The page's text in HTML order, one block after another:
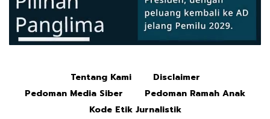
Tentang Kami
Disclaimer
Pedoman Media Siber
Pedoman Ramah Anak
Kode Etik Jurnalistik